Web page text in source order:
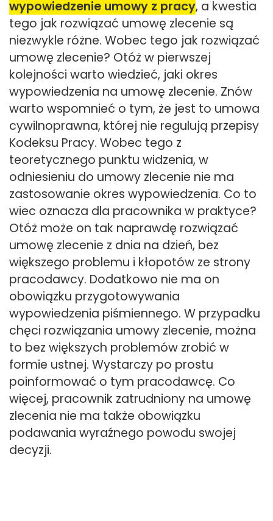
wypowiedzenie umowy z pracy, a kwestia
tego jak rozwiązać umowę zlecenie są
niezwykle różne. Wobec tego jak rozwiązać
umowę zlecenie? Otóż w pierwszej
kolejności warto wiedzieć, jaki okres
wypowiedzenia na umowę zlecenie. Znów
warto wspomnieć o tym, że jest to umowa
cywilnoprawna, której nie regulują przepisy
Kodeksu Pracy. Wobec tego z
teoretycznego punktu widzenia, w
odniesieniu do umowy zlecenie nie ma
zastosowanie okres wypowiedzenia. Co to
wiec oznacza dla pracownika w praktyce?
Otóż może on tak naprawdę rozwiązać
umowę zlecenie z dnia na dzień, bez
większego problemu i kłopotów ze strony
pracodawcy. Dodatkowo nie ma on
obowiązku przygotowywania
wypowiedzenia piśmiennego. W przypadku
chęci rozwiązania umowy zlecenie, można
to bez większych problemów zrobić w
formie ustnej. Wystarczy po prostu
poinformować o tym pracodawcę. Co
więcej, pracownik zatrudniony na umowę
zlecenia nie ma także obowiązku
podawania wyraźnego powodu swojej
decyzji.